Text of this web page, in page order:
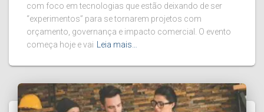
com foco em tecnologias que estão deixando de ser
“experimentos” para se tornarem projetos com
orçamento, governança e impacto comercial. O evento
começa hoje e vai
Leia mais…